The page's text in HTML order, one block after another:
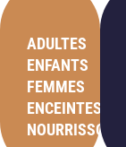
ADULTES
ENFANTS
FEMMES
ENCEINTES
NOURRISSONS